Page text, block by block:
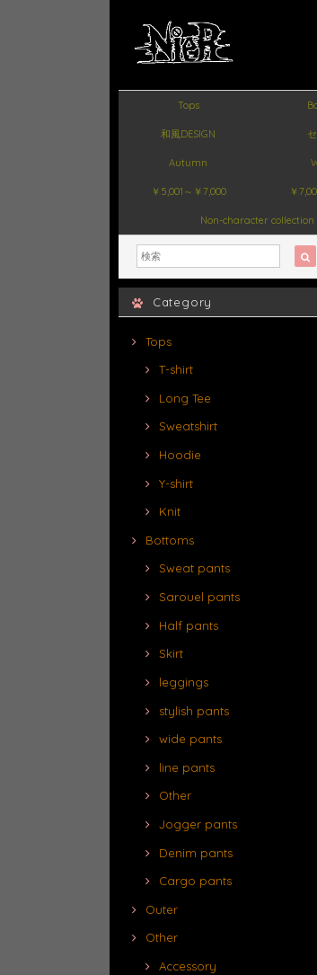
Tops
和風DESIGN
Autumn
￥5,001～￥7,000 ￥
Non-character collection
Category
Tops
T-shirt
Long Tee
Sweatshirt
Hoodie
Y-shirt
Knit
Bottoms
Sweat pants
Sarouel pants
Half pants
Skirt
leggings
stylish pants
wide pants
line pants
Other
Jogger pants
Denim pants
Cargo pants
Outer
Other
Accessory